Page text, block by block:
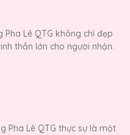
Lê QTG không chỉ đẹp
thần lớn cho người nhận.
Pha Lê QTG thực sự là một